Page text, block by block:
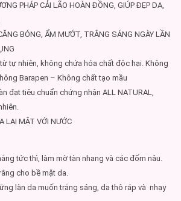
PHÁP CẢI LÃO HOÀN ĐỒNG, GIÚP ĐẸP DA,
BÓNG, ẨM MƯỚT, TRẮNG SÁNG NGÀY LẦN
tự nhiên, không chứa hóa chất độc hại. Không
Barapen – Không chất tạo mầu
đạt tiêu chuẩn chứng nhận ALL NATURAL,
LẠI MẶT VỚI NƯỚC
tức thì, làm mờ tàn nhang và các đốm nâu.
cho bề mặt da.
làn da muốn trắng sáng, da thô ráp và nhạy